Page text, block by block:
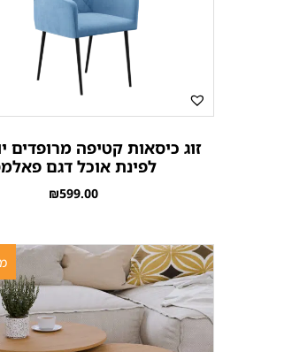
זוג כיסאות קטיפה מרופדים
לפינת אוכל דגם
₪599.00